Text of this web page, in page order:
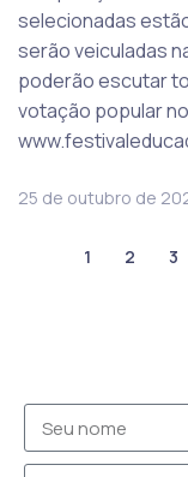
selecionadas
serão veiculadas
poderão escutar
votação popular
25 de outubro de
1 2 3